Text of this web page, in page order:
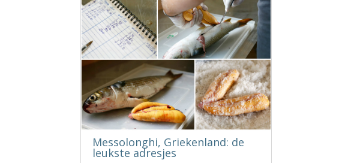
Messolonghi, Griekenland: de
leukste adresjes